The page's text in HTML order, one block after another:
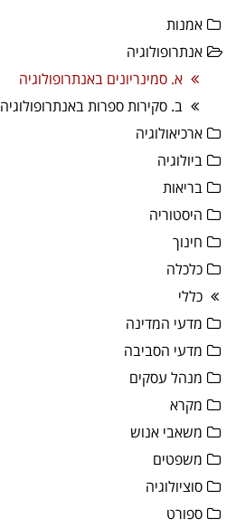
אמנות
אנתרופולוגיה
א. סמינריונים באנתרופולוגיה
ב. סקירות ספרות באנתרופולוגיה
ארכיאולוגיה
ביולוגיה
בריאות
היסטוריה
חינוך
כלכלה
כללי
מדעי המדינה
מדעי הסביבה
מנהל עסקים
מקרא
משאבי אנוש
משפטים
סוציולוגיה
ספורט